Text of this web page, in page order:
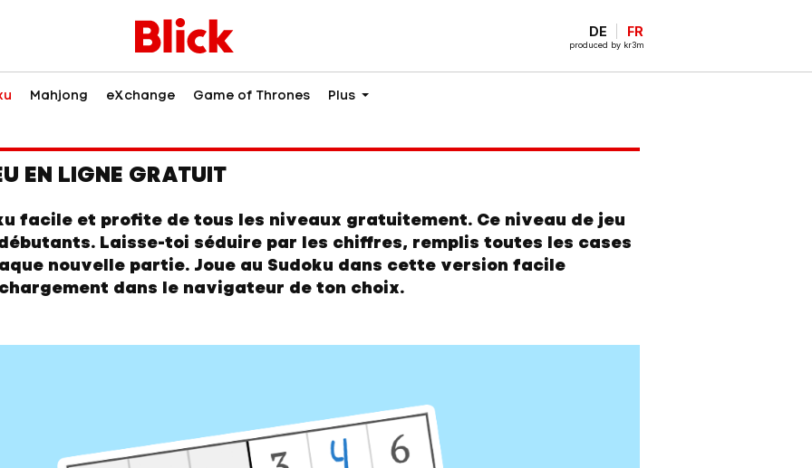
DE FR
produced by kr3m
Mahjong eXchange Game of Thrones Plus
EN LIGNE GRATUIT
facile et profite de tous les niveaux gratuitement. Ce niveau de jeu
Laisse-toi séduire par les chiffres, remplis toutes les cases
nouvelle partie. Joue au Sudoku dans cette version facile
dans le navigateur de ton choix.